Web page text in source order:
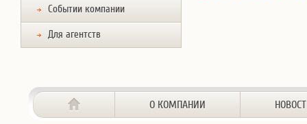
Событии компании
Для агентств
О КОМПАНИИ